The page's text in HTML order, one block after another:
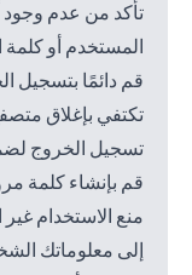
تأكد من عدم وجود
المستخدم أو
قم دائمًا بتسجيل
تكتفي بإغلاق
تسجيل الخروج
قم بإنشاء كلمة
منع الاستخدام
إلى معلوماتك